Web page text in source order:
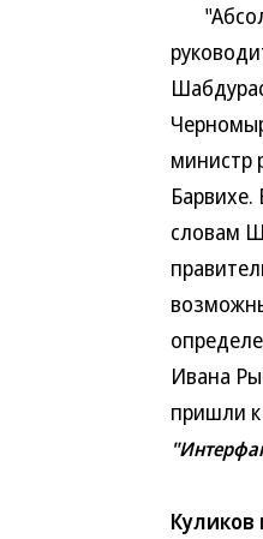
министр
словам
Ивана
пришли
Куликов